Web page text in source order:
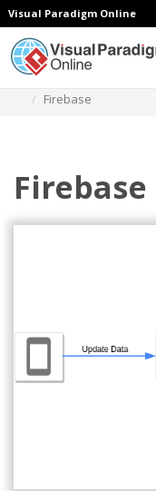
Visual Paradigm Online
Firebase
Firebase